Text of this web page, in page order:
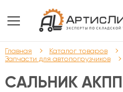
Главная
Каталог товаров
Запчасти для автопогрузчиков
САЛЬНИК АКПП